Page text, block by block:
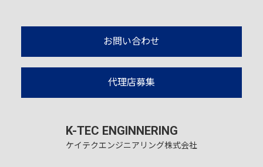
K-TEC ENGINNERING
ケイテクエンジニアリング株式会社
お問い合わせ
代理店募集